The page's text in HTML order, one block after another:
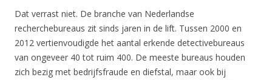
Dat verrast niet. De branche van Nederlandse
recherchebureaus zit sinds jaren in de lift. Tussen 2000 en
2012 vertienvoudigde het aantal erkende detectivebureaus
van ongeveer 40 tot ruim 400. De meeste bureaus houden
zich bezig met bedrijfsfraude en diefstal, maar ook bij